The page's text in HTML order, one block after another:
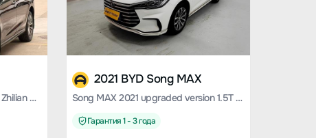
Song MAX 2019 1.5T automatic Zhilian Ruidong 7-seater National V
2021 BYD Song MAX
Song MAX 2021 upgraded version 1.5T automatic Premium 6-seater
Гарантия 1 - 3 года